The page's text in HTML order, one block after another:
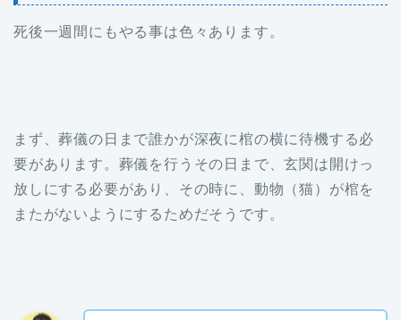
死後一週間にもやる事は色々あります。
まず、葬儀の日まで誰かが深夜に棺の横に待機する必
要があります。葬儀を行うその日まで、玄関は開けっ
放しにする必要があり、その時に、動物（猫）が棺を
またがないようにするためだそうです。